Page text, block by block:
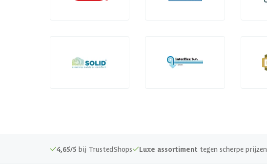
4,65/5 bij TrustedShops Luxe assortiment tegen scherpe prijzen